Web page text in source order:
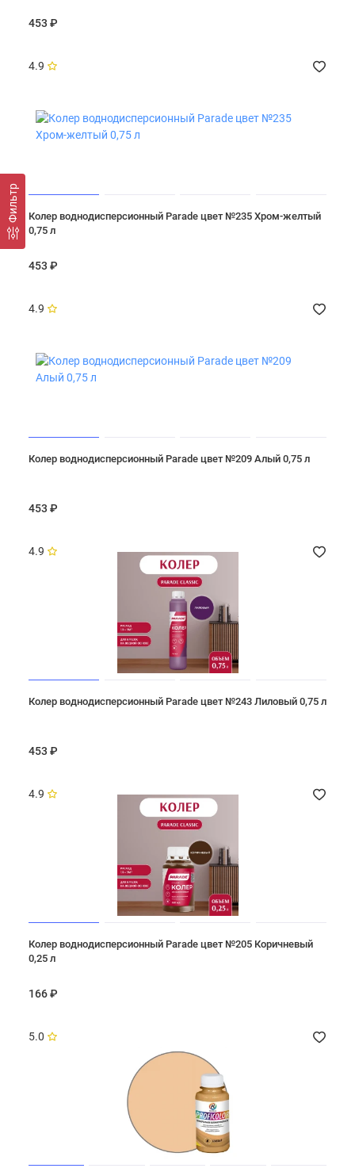
Фильтр
453 ₽
4.9
Колер воднодисперсионный Parade цвет №235 Хром-желтый
0,75 л
453 ₽
4.9
Колер воднодисперсионный Parade цвет №209 Алый 0,75 л
453 ₽
4.9
Колер воднодисперсионный Parade цвет №243 Лиловый 0,75 л
453 ₽
4.9
Колер воднодисперсионный Parade цвет №205 Коричневый
0,25 л
166 ₽
5.0